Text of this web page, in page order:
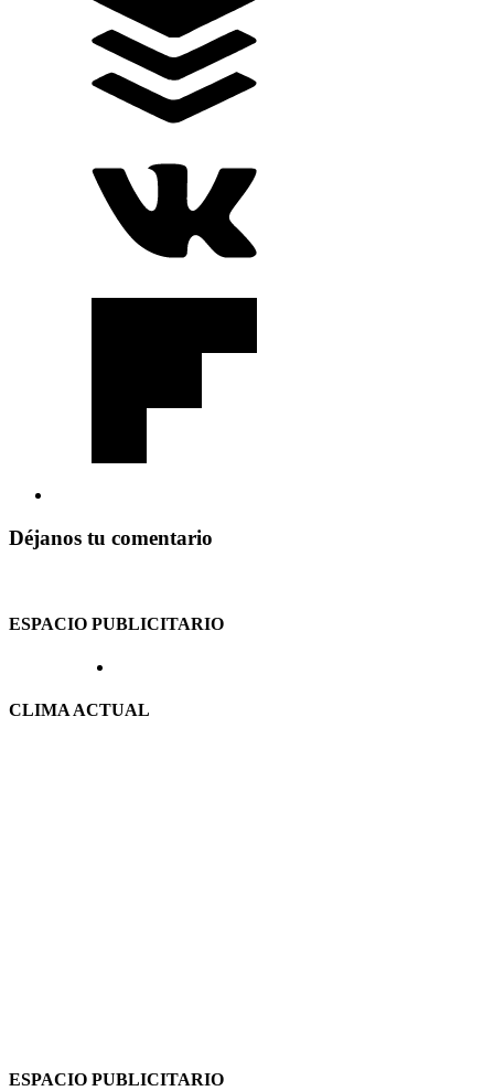
Déjanos tu comentario
ESPACIO PUBLICITARIO
CLIMA ACTUAL
ESPACIO PUBLICITARIO